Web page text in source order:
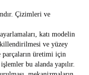
Çizimleri ve
katı modelin
ve yüzey
parçaların üretimi için
bu alanda yapılır.